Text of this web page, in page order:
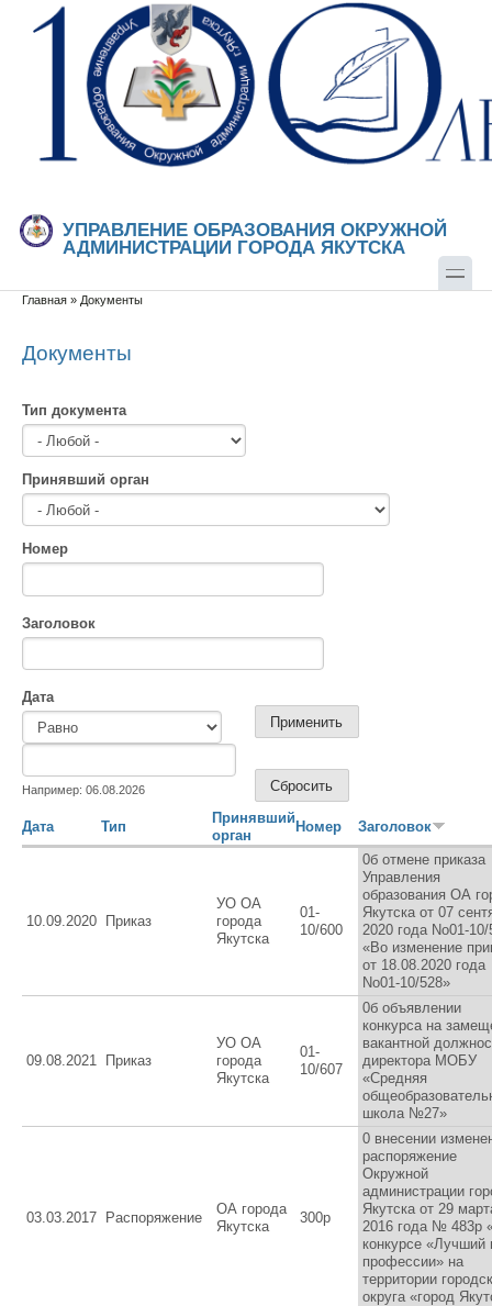
Перейти к основному содержанию
Skip to search
УПРАВЛЕНИЕ ОБРАЗОВАНИЯ ОКРУЖНОЙ
АДМИНИСТРАЦИИ ГОРОДА ЯКУТСКА
Вы здесь
Главная » Документы
Документы
Тип документа
Принявший орган
Номер
Заголовок
Дата
Например: 06.08.2026
Дата Тип
Принявший
орган
Номер Заголовок
10.09.2020 Приказ
УО ОА
города
Якутска
01-
10/600
0б отмене приказа
Управления
образования ОА
Якутска от 07
2020 года No01-10/
«Во изменение
от 18.08.2020 года
No01-10/528»
09.08.2021 Приказ
УО ОА
города
Якутска
01-
10/607
0б объявлении
конкурса на
вакантной
директора МОБУ
«Средняя
школа №27»
03.03.2017 Распоряжение
ОА города
Якутска
300р
0 внесении
распоряжение
Окружной
администрации
Якутска от 29
2016 года № 483р
конкурсе «Лучший
профессии» на
территории
округа «город